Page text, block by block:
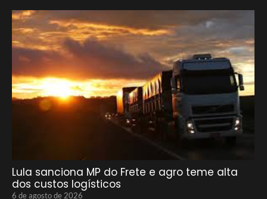
Lula sanciona MP do Frete e agro teme alta
dos custos logísticos
6 de agosto de 2026